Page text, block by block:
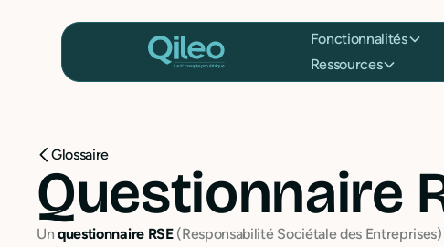
Fonctionnalités
Ressources
Glossaire
Questionnaire
Unquestionnaire RSE(Responsabilité Sociétale des